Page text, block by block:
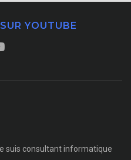
YOUTUBE
suis consultant informatique